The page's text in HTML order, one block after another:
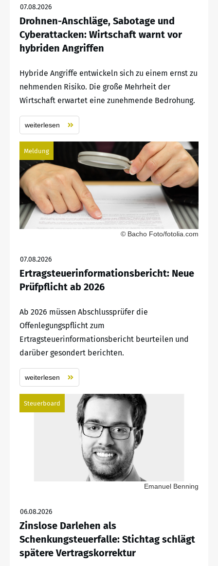
07.08.2026
Drohnen-Anschläge, Sabotage und
Cyberattacken: Wirtschaft warnt vor
hybriden Angriffen
Hybride Angriffe entwickeln sich zu einem ernst zu
nehmenden Risiko. Die große Mehrheit der
Wirtschaft erwartet eine zunehmende Bedrohung.
weiterlesen
Meldung
© Bacho Foto/fotolia.com
07.08.2026
Ertragsteuerinformationsbericht: Neue
Prüfpflicht ab 2026
Ab 2026 müssen Abschlussprüfer die
Offenlegungspflicht zum
Ertragsteuerinformationsbericht beurteilen und
darüber gesondert berichten.
weiterlesen
Steuerboard
Emanuel Benning
06.08.2026
Zinslose Darlehen als
Schenkungsteuerfalle: Stichtag schlägt
spätere Vertragskorrektur